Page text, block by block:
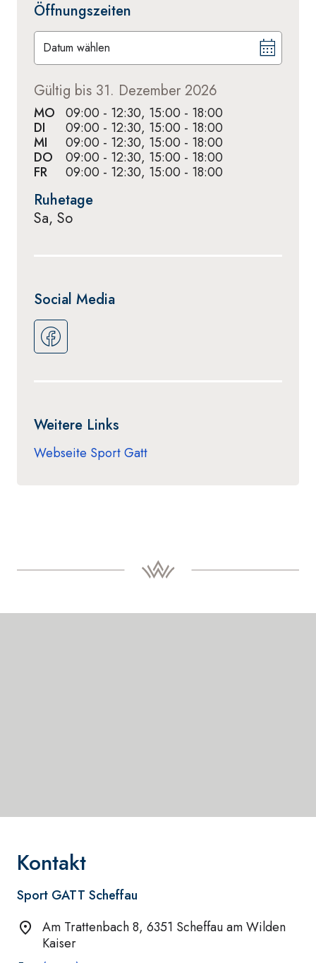
Öffnungszeiten
Datum wählen
Gültig bis 31. Dezember 2026
MO
09:00 - 12:30, 15:00 - 18:00
DI
09:00 - 12:30, 15:00 - 18:00
MI
09:00 - 12:30, 15:00 - 18:00
DO
09:00 - 12:30, 15:00 - 18:00
FR
09:00 - 12:30, 15:00 - 18:00
Ruhetage
Sa, So
Social Media
Weitere Links
Webseite Sport Gatt
Kontakt
Sport GATT Scheffau
Am Trattenbach 8, 6351 Scheffau am Wilden
Kaiser